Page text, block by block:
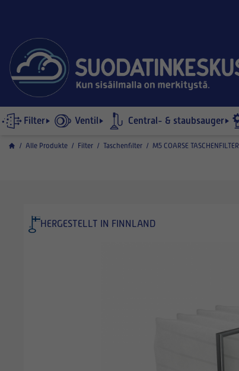
Filter Ventil Central- & staubsauger
/ Alle Produkte / Filter / Taschenfilter / M5 COARSE TASCHENFILTER
HERGESTELLT IN FINNLAND